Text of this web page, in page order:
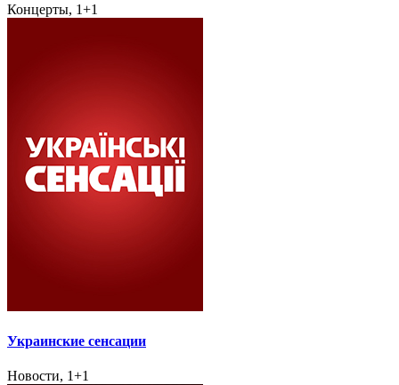
Концерты, 1+1
Украинские сенсации
Новости, 1+1